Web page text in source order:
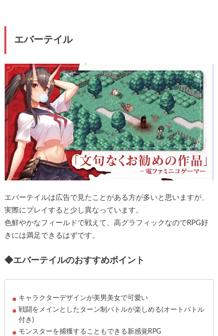
エバーテイル
エバーテイルは広告で見たことがある方が多いと思いますが、
実際にプレイすると少し異なっています。
色鮮やかなフィールドで戦えて、高グラフィックなのでRPG好
きには満足できるはずです。
◆エバーテイルのおすすめポイント
キャラクターデザインが美男美女で可愛い
戦闘をメインとしたターン制バトルが楽しめる(オートバトル
付き)
モンスターを捕獲することもできる新感覚RPG